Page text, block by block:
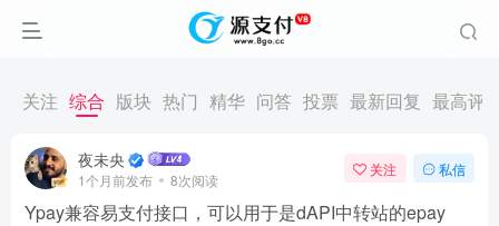
关注 综合 版块 热门 精华 问答 投票 最新回复 最高评
夜未央
1个月前发布 8次阅读
关注 私信
Ypay兼容易支付接口，可以用于是dAPI中转站的epay